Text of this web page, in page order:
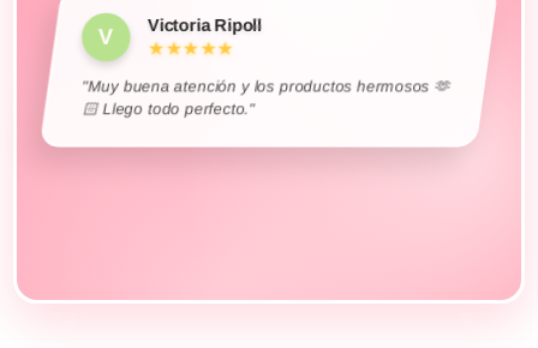
"Muy buena atención y los productos hermosos 🫶
🏻 Llego todo perfecto."